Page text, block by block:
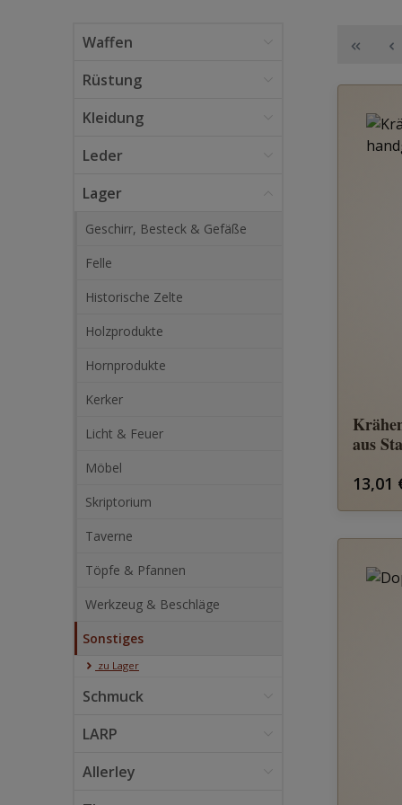
Waffen
Rüstung
Kleidung
Leder
Lager
Geschirr, Besteck & Gefäße
Felle
Historische Zelte
Holzprodukte
Hornprodukte
Kerker
Licht & Feuer
Möbel
Skriptorium
Taverne
Töpfe & Pfannen
Werkzeug & Beschläge
Sonstiges
zu Lager
Schmuck
LARP
Allerley
aus
13,01